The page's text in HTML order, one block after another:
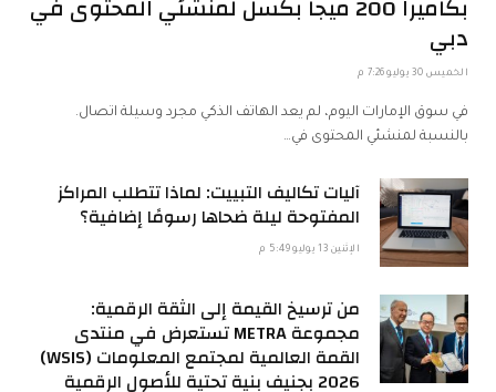
بكاميرا 200 ميجا بكسل لمنشئي المحتوى في
دبي
الخميس 30 يوليو 7:26 م
في سوق الإمارات اليوم، لم يعد الهاتف الذكي مجرد وسيلة اتصال.
بالنسبة لمنشئي المحتوى في…
آليات تكاليف التبييت: لماذا تتطلب المراكز
المفتوحة ليلة ضحاها رسومًا إضافية؟
الإثنين 13 يوليو 5:49 م
من ترسيخ القيمة إلى الثقة الرقمية:
مجموعة METRA تستعرض في منتدى
القمة العالمية لمجتمع المعلومات (WSIS)
2026 بجنيف بنية تحتية للأصول الرقمية